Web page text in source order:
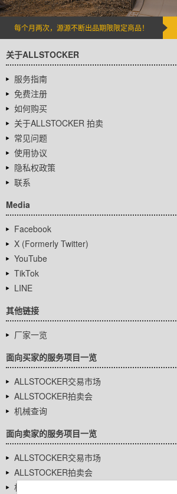
每个月两次，源源不断出品期限限定商品！
关于ALLSTOCKER
服务指南
免费注册
如何购买
关于ALLSTOCKER 拍卖
常见问题
使用协议
隐私权政策
联系
Media
Facebook
X (Formerly Twitter)
YouTube
TikTok
LINE
其他链接
厂家一览
面向买家的服务项目一览
ALLSTOCKER交易市场
ALLSTOCKER拍卖会
机械查询
面向卖家的服务项目一览
ALLSTOCKER交易市场
ALLSTOCKER拍卖会
机械查询